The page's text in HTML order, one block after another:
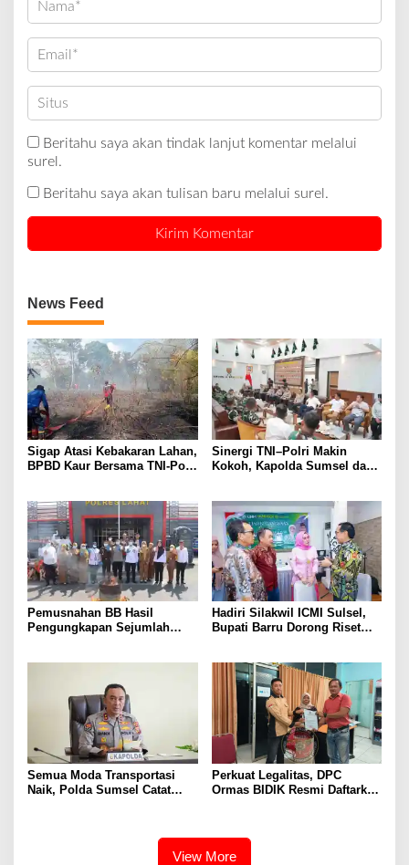
Beritahu saya akan tindak lanjut komentar melalui
surel.
Beritahu saya akan tulisan baru melalui surel.
News Feed
Sigap Atasi Kebakaran Lahan,
BPBD Kaur Bersama TNI-Polri
Sinergi TNI–Polri Makin
Kokoh, Kapolda Sumsel dan
Pemusnahan BB Hasil
Pengungkapan Sejumlah
Hadiri Silakwil ICMI Sulsel,
Bupati Barru Dorong Riset
Daerah
Semua Moda Transportasi
Naik, Polda Sumsel Catat
Perkuat Legalitas, DPC
Ormas BIDIK Resmi Daftarkan
View More